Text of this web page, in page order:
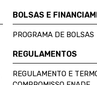
BOLSAS E
PROGRAMA DE BOLSAS
REGULAMENTOS
REGULAMENTO E